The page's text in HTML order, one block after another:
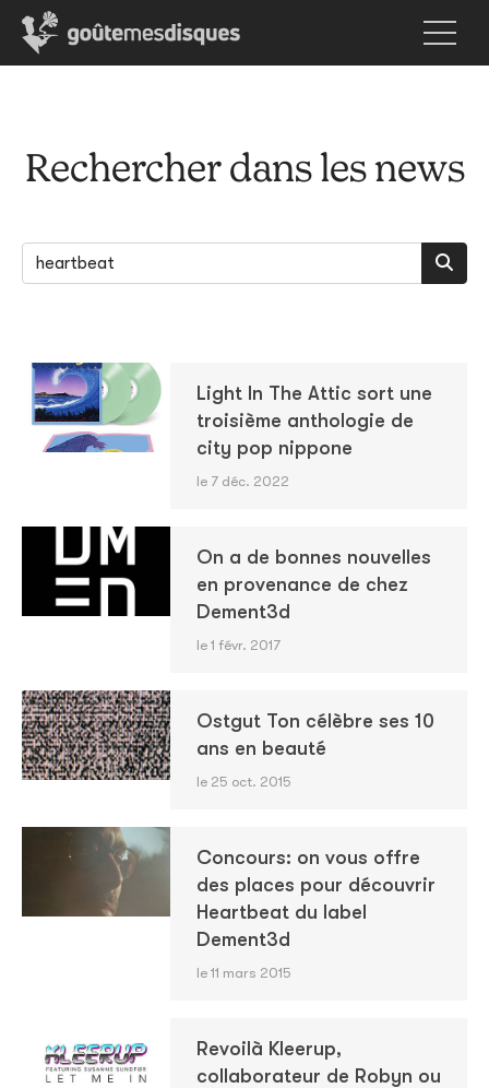
Rechercher dans les news
Light In The Attic sort une
troisième anthologie de
city pop nippone
le 7 déc. 2022
On a de bonnes nouvelles
en provenance de chez
Dement3d
le 1 févr. 2017
Ostgut Ton célèbre ses 10
ans en beauté
le 25 oct. 2015
Concours: on vous offre
des places pour découvrir
Heartbeat du label
Dement3d
le 11 mars 2015
Revoilà Kleerup,
collaborateur de Robyn ou